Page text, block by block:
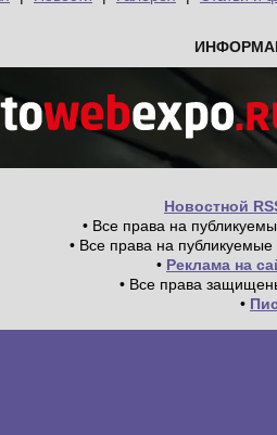
Новостной
• Все права на
• Все права на
• Реклама на
• Все права
•